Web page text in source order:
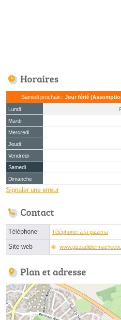
Horaires
Samedi prochain : Jour férié
Lundi
Mardi
Mercredi
Jeudi
Vendredi
Samedi
Dimanche
Signaler une erreur
Contact
Téléphone Téléphoner à la pizzeria
Site web
Plan et adresse